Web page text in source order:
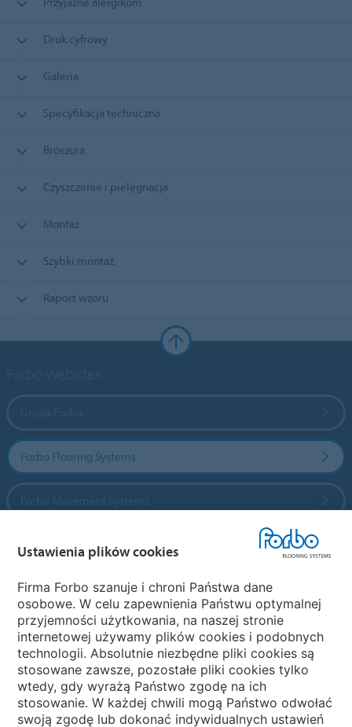
Druk cyfrowy
Galeria
Specyfikacja techniczna
Broszura
Czyszczenie i pielęgnacja
Montaż
Szybki montaż
Raport wzoru
Forbo Flooring Systems
Wybierz kraj
My Forbo
NEWSLETTER
Ustawienia plików cookies
Firma Forbo szanuje i chroni Państwa dane
osobowe. W celu zapewnienia Państwu optymalnej
przyjemności użytkowania, na naszej stronie
internetowej używamy plików cookies i podobnych
technologii. Absolutnie niezbędne pliki cookies są
stosowane zawsze, pozostałe pliki cookies tylko
wtedy, gdy wyrażą Państwo zgodę na ich
stosowanie. W każdej chwili mogą Państwo odwołać
swoją zgodę lub dokonać indywidualnych ustawień